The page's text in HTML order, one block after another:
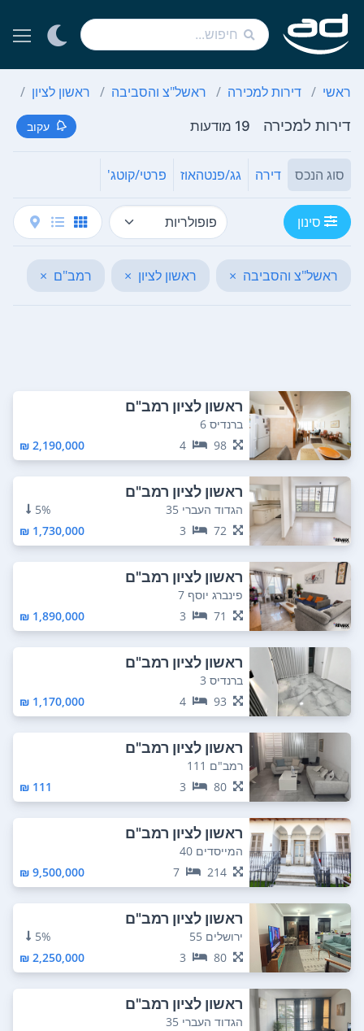
ראשי דירות למכירה ראשל"צ והסביבה ראשון לציון
דירות למכירה 19 מודעות עקוב
סוג הנכס דירה גג/פנטהאוז פרטי/קוטג'
סינון
ראשל"צ והסביבה × ראשון לציון × רמב"ם ×
ראשון לציון רמב"ם
ברנדיס 6
98
4
2,190,000 ₪
ראשון לציון רמב"ם
הגדוד העברי 35
5%
72
3
1,730,000 ₪
ראשון לציון רמב"ם
פינברג יוסף 7
71
3
1,890,000 ₪
ראשון לציון רמב"ם
ברנדיס 3
93
4
1,170,000 ₪
ראשון לציון רמב"ם
רמב"ם 111
80
3
111 ₪
ראשון לציון רמב"ם
המייסדים 40
214
7
9,500,000 ₪
ראשון לציון רמב"ם
ירושלים 55
5%
80
3
2,250,000 ₪
ראשון לציון רמב"ם
הגדוד העברי 35